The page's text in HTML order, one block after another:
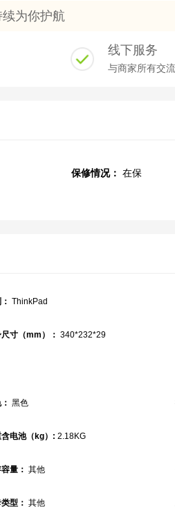
为你护航
线下服务
与商家所有交
保修情况： 在保
ThinkPad
寸（mm）： 340*232*29
黑色
电池（kg）: 2.18KG
量： 其他
型： 其他